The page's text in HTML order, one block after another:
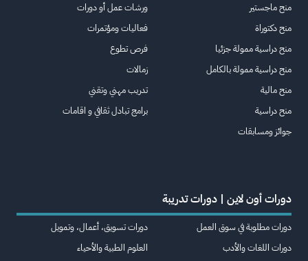
منح ماجستير
منح دكتوراة
منح دراسية ممولة جزئيا
منح دراسية ممولة بالكامل
منح مالية
منح دراسية
جوائز ومسابقات
ورشات عمل أو دورات
فعاليات ومؤتمرات
فرص تطوع
زمالات
تدريب مهني وتقني
برامج تبادل ثقافي و اقامات
دورات أون لاين | دورات تدريبة
دورات مطلوبة في سوق العمل
دورات اللغات والأدب
دورات تسويق، أعمال، وتمويل
العلوم الطبية والأحياء